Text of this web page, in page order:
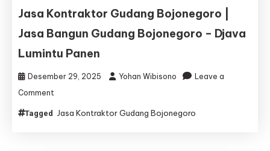
Gudang
Bondowoso
Djava
Jasa Kontraktor Gudang Bojonegoro |
Jasa Bangun Gudang Bojonegoro – Djava
Lumintu Panen
Desember 29, 2025 Yohan Wibisono
Leave a
Comment
Kontraktor
Tagged Jasa Kontraktor Gudang Bojonegoro